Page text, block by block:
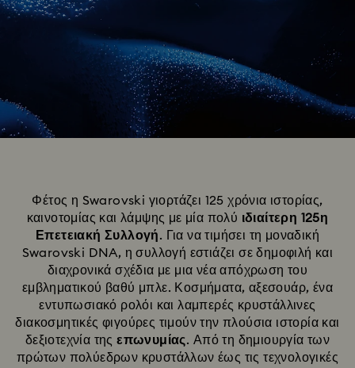
Φέτος η Swarovski γιορτάζει 125 χρόνια ιστορίας,
καινοτομίας και λάμψης με μία πολύ ιδιαίτερη 125η
Επετειακή Συλλογή. Για να τιμήσει τη μοναδική
Swarovski DNA, η συλλογή εστιάζει σε δημοφιλή και
διαχρονικά σχέδια με μια νέα απόχρωση του
εμβληματικού βαθύ μπλε. Κοσμήματα, αξεσουάρ, ένα
εντυπωσιακό ρολόι και λαμπερές κρυστάλλινες
διακοσμητικές φιγούρες τιμούν την πλούσια ιστορία και
δεξιοτεχνία τηςεπωνυμίας. Από τη δημιουργία των
πρώτων πολύεδρων κρυστάλλων έως τις τεχνολογικές